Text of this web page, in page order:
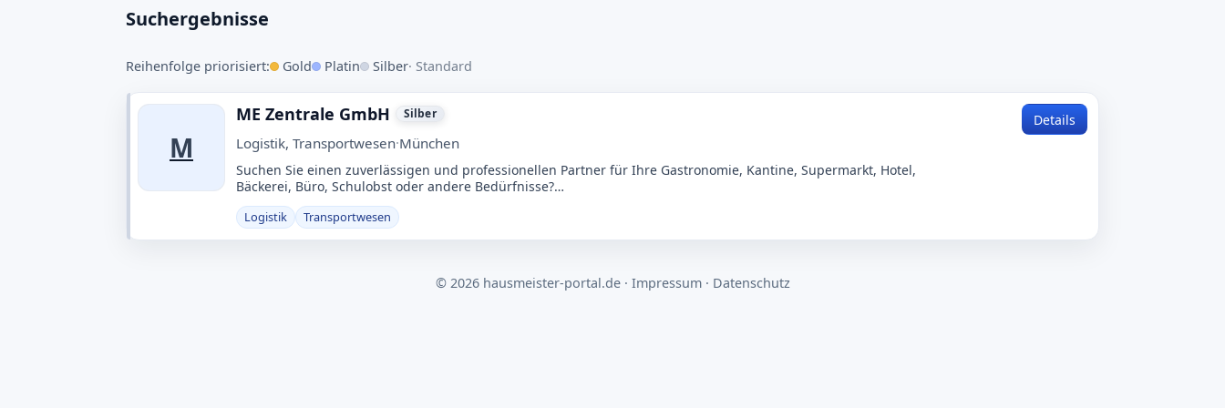
Transportwesen in Höhenkirchen
Suchergebnisse
Reihenfolge priorisiert: Gold Platin Silber· Standard
M
ME Zentrale GmbH Silber
Logistik, Transportwesen·München
Suchen Sie einen zuverlässigen und professionellen Partner für Ihre Gastronomie, Kantine, Supermarkt, Hotel,
Bäckerei, Büro, Schulobst oder andere Bedürfnisse?…
Logistik Transportwesen
Details
© 2026 hausmeister-portal.de · Impressum· Datenschutz